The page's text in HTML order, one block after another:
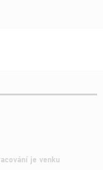
je venku